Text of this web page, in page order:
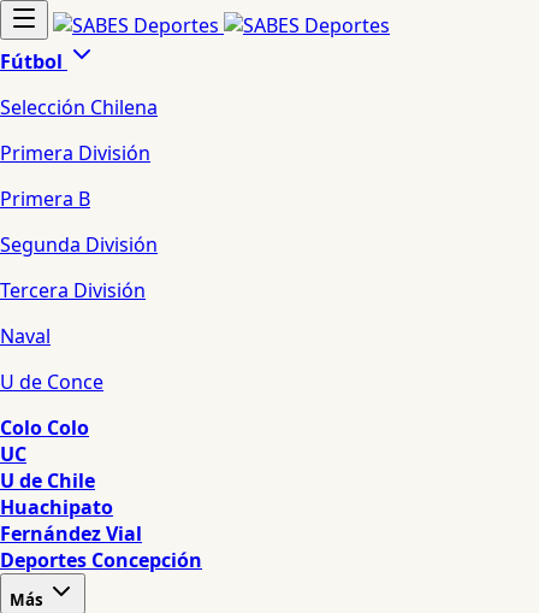
Fútbol
Selección Chilena
Primera División
Primera B
Segunda División
Tercera División
Naval
U de Conce
Colo Colo
UC
U de Chile
Huachipato
Fernández Vial
Deportes Concepción
Más